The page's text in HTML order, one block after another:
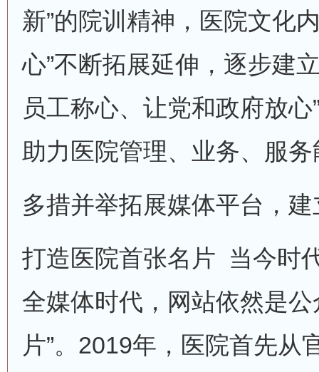
新”的院训精神，医院文化
心”不断拓展延伸，逐步建
员工称心、让党和政府放心
助力医院管理、业务、服
多措并举拓展媒体平台，
打造医院首张名片 当今时
全媒体时代，网站依然是
片”。2019年，医院首先从